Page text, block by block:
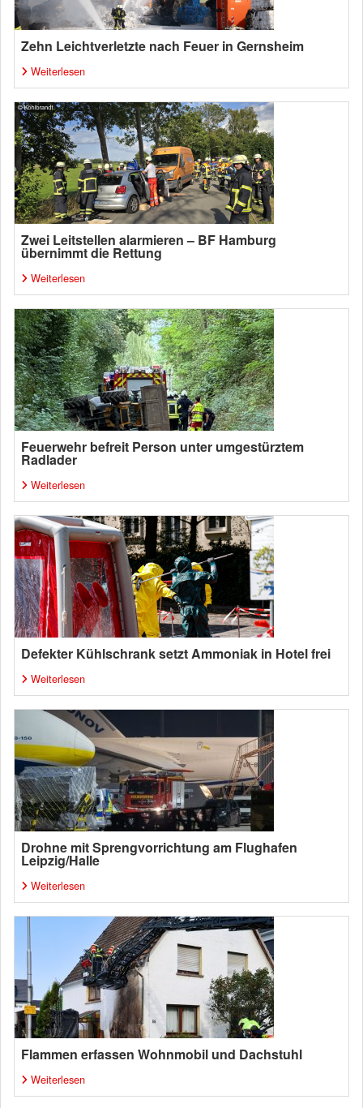
Zehn Leichtverletzte nach Feuer in Gernsheim
Weiterlesen
Zwei Leitstellen alarmieren – BF Hamburg
übernimmt die Rettung
Weiterlesen
Feuerwehr befreit Person unter umgestürztem
Radlader
Weiterlesen
Defekter Kühlschrank setzt Ammoniak in Hotel frei
Weiterlesen
Drohne mit Sprengvorrichtung am Flughafen
Leipzig/Halle
Weiterlesen
Flammen erfassen Wohnmobil und Dachstuhl
Weiterlesen